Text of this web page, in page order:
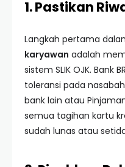
1. Pastikan
Langkah pertama
karyawan adalah
sistem SLIK OJK. Bank
toleransi pada
bank lain atau
semua tagihan kartu
sudah lunas atau